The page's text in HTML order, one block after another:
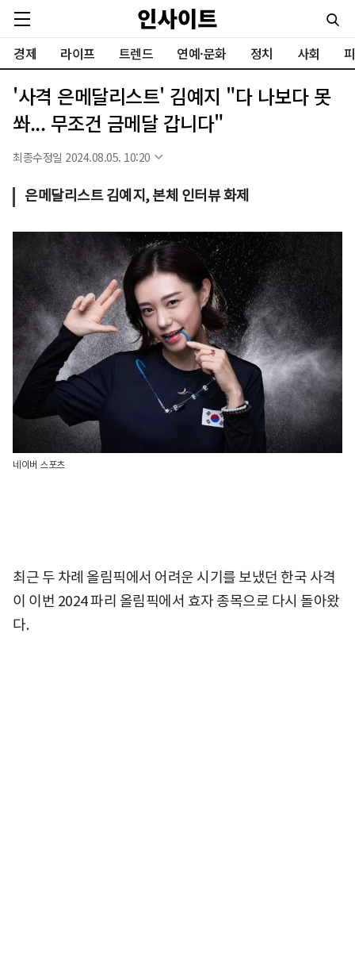
경제 라이프 트렌드 연예·문화 정치 사회
'사격 은메달리스트' 김예지 "다 나보다 못
쏴... 무조건 금메달 갑니다"
최종수정일 2024.08.05. 10:20
은메달리스트 김예지, 본체 인터뷰 화제
네이버 스포츠
최근 두 차례 올림픽에서 어려운 시기를 보냈던 한국 사격
이 이번 2024 파리 올림픽에서 효자 종목으로 다시 돌아왔
다.